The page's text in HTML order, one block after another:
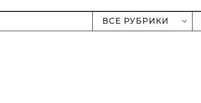
ВСЕ РУБРИКИ